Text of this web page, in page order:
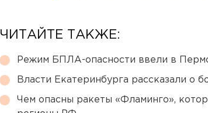
ЧИТАЙТЕ ТАКЖЕ:
Режим БПЛА-опасности ввели в
Власти Екатеринбурга рассказали о
Чем опасны ракеты «Фламинго»,